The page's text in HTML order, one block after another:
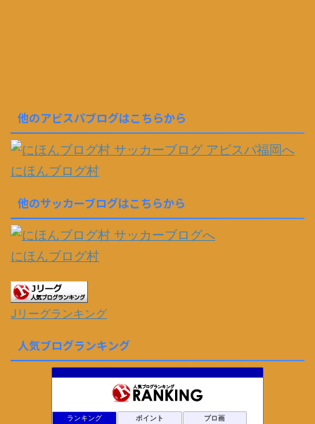
他のアビスパブログはこちらから
にほんブログ村
他のサッカーブログはこちらから
にほんブログ村
Jリーグランキング
人気ブログランキング
ランキング ポイント ブロ画